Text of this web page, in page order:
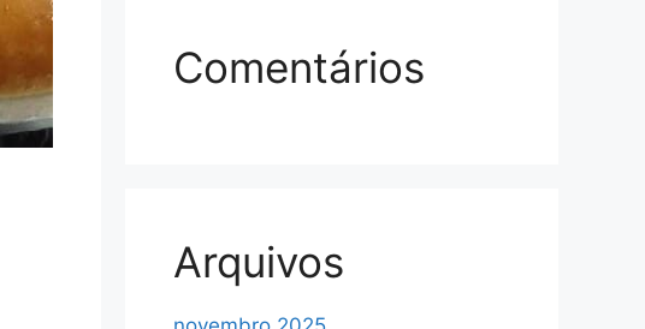
Comentários
Arquivos